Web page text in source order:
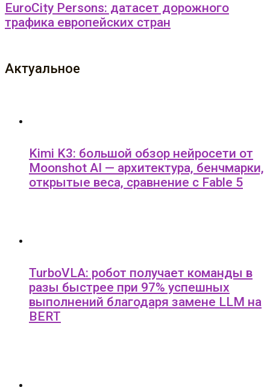
EuroCity Persons: датасет дорожного
трафика европейских стран
Актуальное
Kimi K3: большой обзор нейросети от
Moonshot AI — архитектура, бенчмарки,
открытые веса, сравнение с Fable 5
TurboVLA: робот получает команды в
разы быстрее при 97% успешных
выполнений благодаря замене LLM на
BERT